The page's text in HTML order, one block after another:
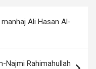
Ali Hasan Al-
Najmi Rahimahullah